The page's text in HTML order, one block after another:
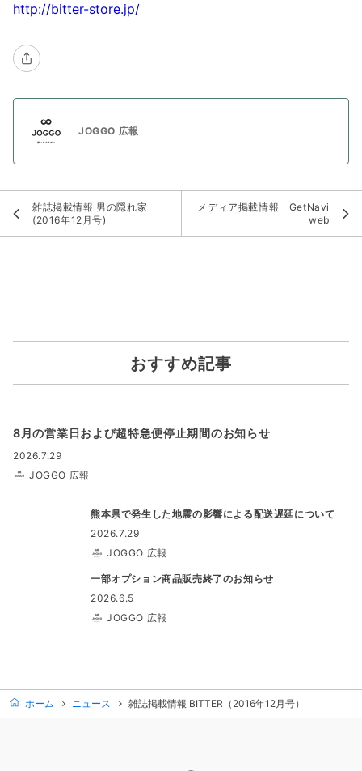
http://bitter-store.jp/
JOGGO 広報
雑誌掲載情報 男の隠れ家
(2016年12月号)
メディア掲載情報 GetNavi
web
おすすめ記事
8月の営業日および超特急便停止期間のお知らせ
2026.7.29
JOGGO 広報
熊本県で発生した地震の影響による配送遅延について
2026.7.29
JOGGO 広報
一部オプション商品販売終了のお知らせ
2026.6.5
JOGGO 広報
ホーム ニュース 雑誌掲載情報 BITTER（2016年12月号）